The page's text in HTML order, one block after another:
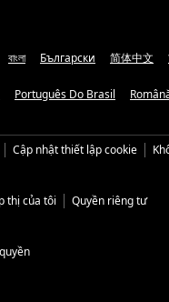
বাংলা Български 简体中文
Português Do Brasil
Cập nhật thiết lập cookie
thị của tôi Quyền riêng tư